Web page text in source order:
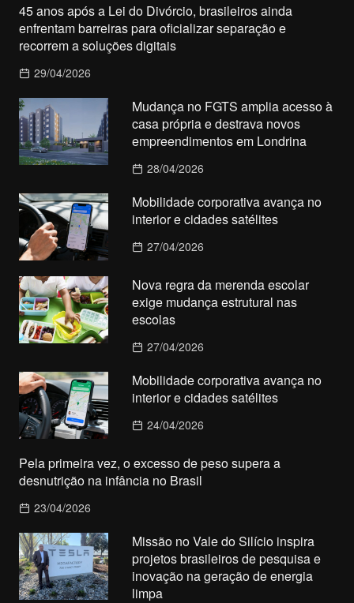
45 anos após a Lei do Divórcio, brasileiros ainda
enfrentam barreiras para oficializar separação e
recorrem a soluções digitais
29/04/2026
Mudança no FGTS amplia acesso à
casa própria e destrava novos
empreendimentos em Londrina
28/04/2026
Mobilidade corporativa avança no
interior e cidades satélites
27/04/2026
Nova regra da merenda escolar
exige mudança estrutural nas
escolas
27/04/2026
Mobilidade corporativa avança no
interior e cidades satélites
24/04/2026
Pela primeira vez, o excesso de peso supera a
desnutrição na infância no Brasil
23/04/2026
Missão no Vale do Silício inspira
projetos brasileiros de pesquisa e
inovação na geração de energia
limpa